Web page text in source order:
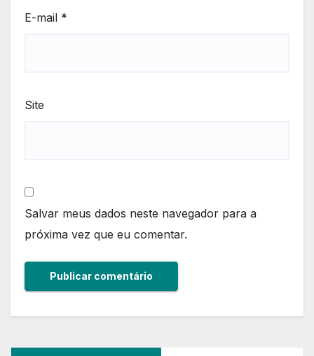
E-mail *
Site
Salvar meus dados neste navegador para a
próxima vez que eu comentar.